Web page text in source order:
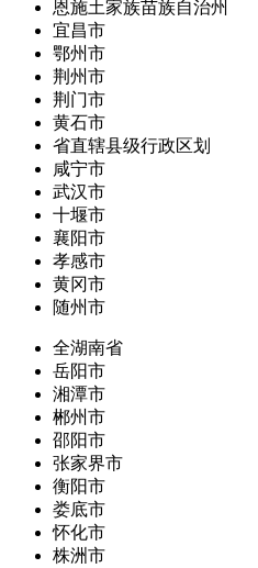
恩施土家族苗族自治州
宜昌市
鄂州市
荆州市
荆门市
黄石市
省直辖县级行政区划
咸宁市
武汉市
十堰市
襄阳市
孝感市
黄冈市
随州市
全湖南省
岳阳市
湘潭市
郴州市
邵阳市
张家界市
衡阳市
娄底市
怀化市
株洲市